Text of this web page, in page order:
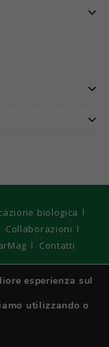
biologica
Collaborazioni
Contatti
Imprese di
sociale € 10.400
Innovea
esperienza sul
utilizzando o